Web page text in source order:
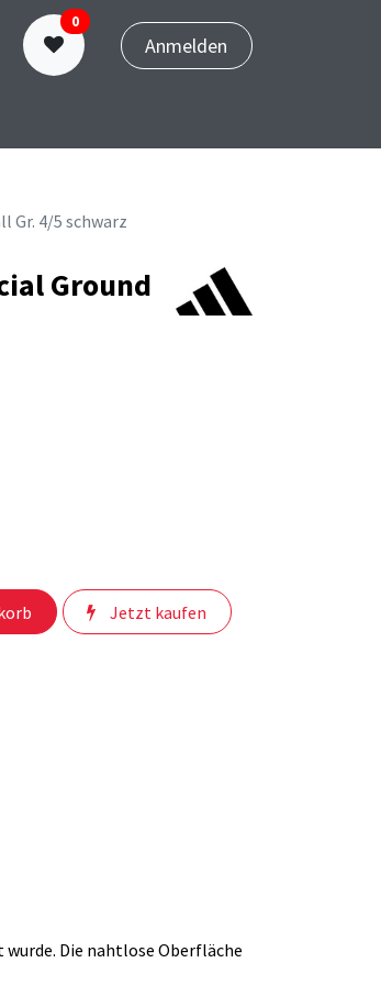
0
Anmelden
Gr. 4/5 schwarz
Ground
Jetzt kaufen
Die nahtlose Oberfläche